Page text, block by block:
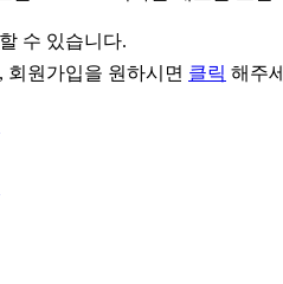
수 있습니다.
회원가입을 원하시면 클릭 해주